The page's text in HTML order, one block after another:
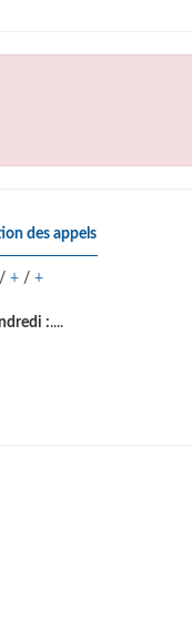
des appels
/ + / +
:....